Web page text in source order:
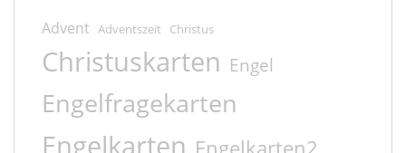
Advent Adventszeit Christus
Christuskarten Engel
Engelfragekarten